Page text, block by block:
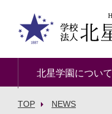
北星学園について
TOP NEWS